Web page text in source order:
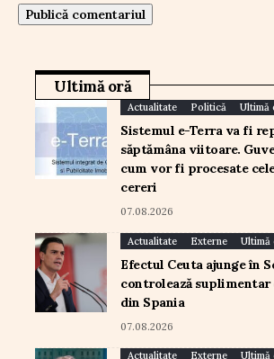
Ultimă oră
Actualitate Politică Ultimă
Sistemul e-Terra va fi
săptămâna viitoare.
cum vor fi procesate
cereri
07.08.2026
Actualitate Externe Ultimă
Efectul Ceuta ajunge în
controlează
din Spania
07.08.2026
Actualitate Externe Ultimă